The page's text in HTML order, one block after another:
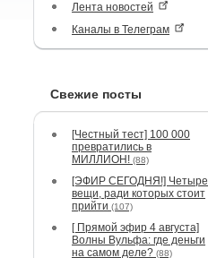
Лента новостей
Каналы в Телеграм
Свежие посты
[Честный тест] 100 000
превратились в
МИЛЛИОН! (88)
[ЭФИР СЕГОДНЯ!] Четыре
вещи, ради которых стоит
прийти (107)
[ Прямой эфир 4 августа]
Волны Вульфа: где деньги
на самом деле? (88)